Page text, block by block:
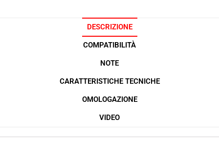
DESCRIZIONE
COMPATIBILITÀ
NOTE
CARATTERISTICHE TECNICHE
OMOLOGAZIONE
VIDEO